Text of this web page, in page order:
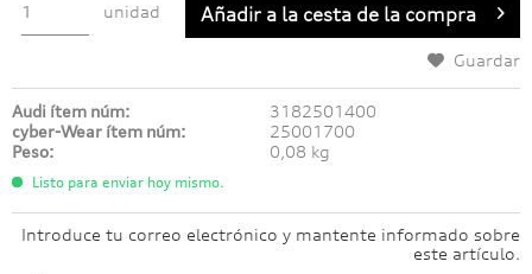
unidad Añadir a la cesta de la compra
Guardar
Audi ítem núm:
3182501400
cyber-Wear ítem núm:
25001700
Peso:
0,08 kg
Listo para enviar hoy mismo.
Introduce tu correo electrónico y mantente informado sobre
este artículo.